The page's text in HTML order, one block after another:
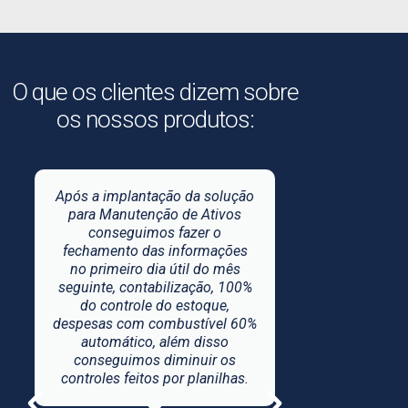
O que os clientes dizem sobre
os nossos produtos:
Após a implantação da solução
para Manutenção de Ativos
conseguimos fazer o
fechamento das informações
no primeiro dia útil do mês
seguinte, contabilização, 100%
do controle do estoque,
despesas com combustível 60%
automático, além disso
conseguimos diminuir os
controles feitos por planilhas.